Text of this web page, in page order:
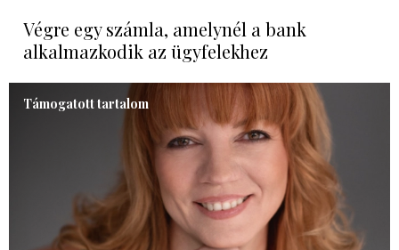
Végre egy számla, amelynél a bank
alkalmazkodik az ügyfelekhez
Támogatott tartalom